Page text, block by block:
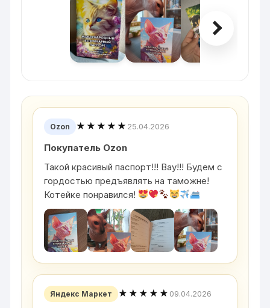
Ozon ★★★★★ 25.04.2026
Покупатель Ozon
Такой красивый паспорт!!! Вау!!! Будем с
гордостью предъявлять на таможне!
Котейке понравился!
Яндекс Маркет ★★★★★ 09.04.2026